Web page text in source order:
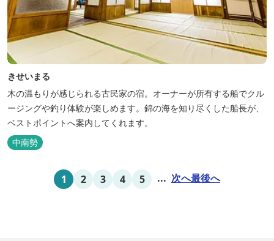
きせいまる
木の温もりが感じられる古民家の宿。オーナーが所有する船でクル
ージングや釣り体験が楽しめます。錦の海を知り尽くした船長が、
ベストポイントへ案内してくれます。
中南勢
1 2 3 4 5 ... 次へ最後へ